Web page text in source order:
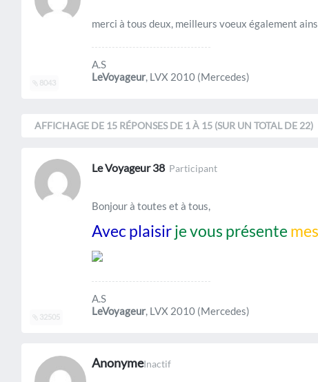
8043
merci à tous deux, meilleurs voeux également
A.S
LeVoyageur, LVX 2010 (Mercedes)
AFFICHAGE DE 15 RÉPONSES DE 1 À 15 (SUR UN TOTAL DE 22)
Le Voyageur 38 Participant
32505
Bonjour à toutes et à tous,
Avec plaisir je vous présente
A.S
LeVoyageur, LVX 2010 (Mercedes)
AnonymeInactif